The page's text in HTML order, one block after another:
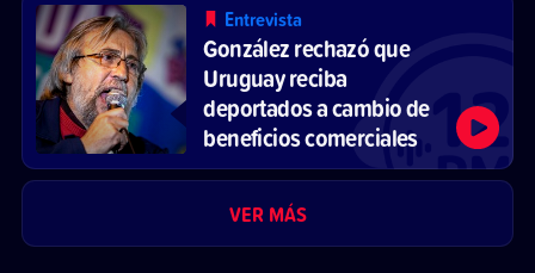
Entrevista
González rechazó que
Uruguay reciba
deportados a cambio de
beneficios comerciales
VER MÁS